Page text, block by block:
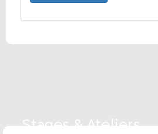
Stages & Ateliers